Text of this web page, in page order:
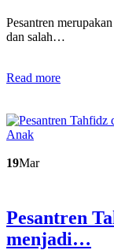
Pesantren
dan salah…
Read more
19Mar
Pesantren
menjadi…